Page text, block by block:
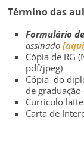
Término das
Formulário
assinado
Cópia de RG
pdf/jpeg)
Cópia do
de
Currículo
Carta de